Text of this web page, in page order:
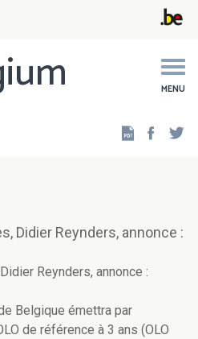
MENU
Didier Reynders, annonce :
Reynders, annonce :
Belgique émettra par
de référence à 3 ans (OLO